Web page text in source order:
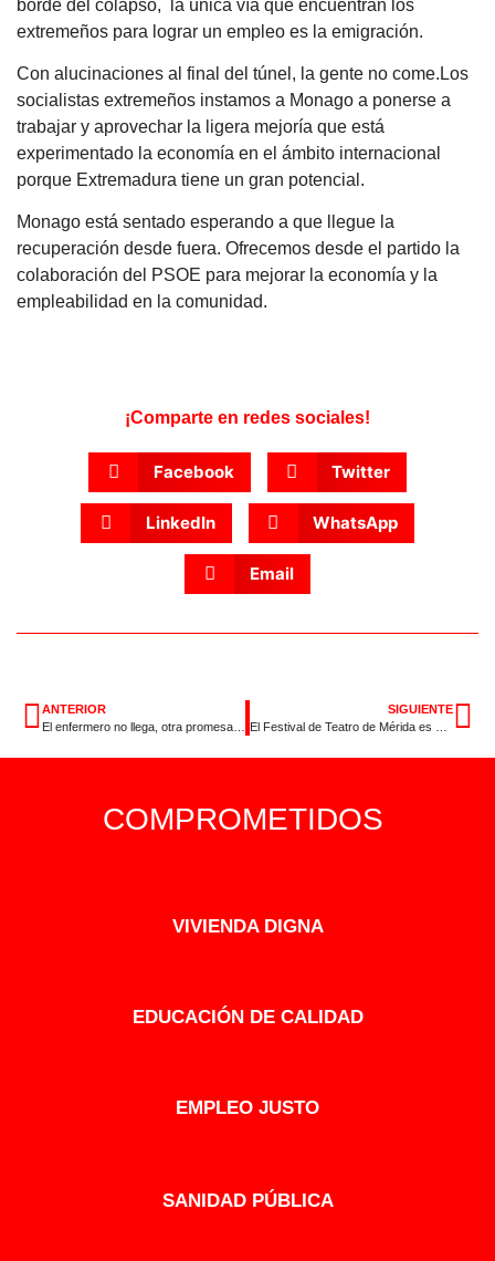
borde del colapso, la única vía que encuentran los
extremeños para lograr un empleo es la emigración.
Con alucinaciones al final del túnel, la gente no come.Los
socialistas extremeños instamos a Monago a ponerse a
trabajar y aprovechar la ligera mejoría que está
experimentado la economía en el ámbito internacional
porque Extremadura tiene un gran potencial.
Monago está sentado esperando a que llegue la
recuperación desde fuera. Ofrecemos desde el partido la
colaboración del PSOE para mejorar la economía y la
empleabilidad en la comunidad.
¡Comparte en redes sociales!
Facebook Twitter
LinkedIn WhatsApp
Email
ANTERIOR
SIGUIENTE
COMPROMETIDOS
VIVIENDA DIGNA
EDUCACIÓN DE CALIDAD
EMPLEO JUSTO
SANIDAD PÚBLICA